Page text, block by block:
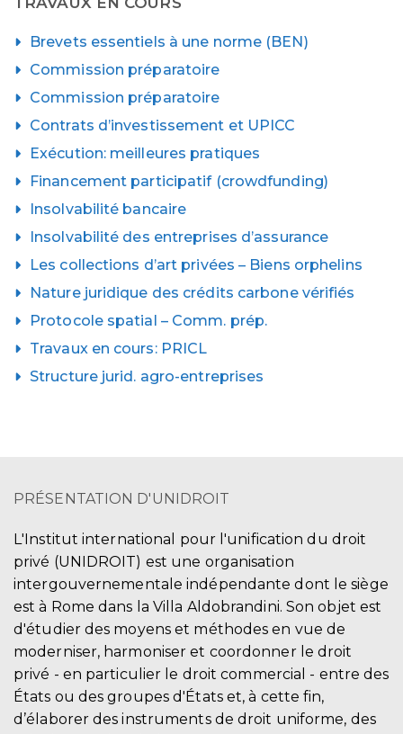
Brevets essentiels à une norme (BEN)
Commission préparatoire
Commission préparatoire
Contrats d’investissement et UPICC
Exécution: meilleures pratiques
Financement participatif (crowdfunding)
Insolvabilité bancaire
Insolvabilité des entreprises d’assurance
Les collections d’art privées – Biens orphelins
Nature juridique des crédits carbone vérifiés
Protocole spatial – Comm. prép.
Travaux en cours: PRICL
Structure jurid. agro-entreprises
PRÉSENTATION D'UNIDROIT
L'Institut international pour l'unification du droit
privé (UNIDROIT) est une organisation
intergouvernementale indépendante dont le siège
est à Rome dans la Villa Aldobrandini. Son objet est
d'étudier des moyens et méthodes en vue de
moderniser, harmoniser et coordonner le droit
privé - en particulier le droit commercial - entre des
États ou des groupes d'États et, à cette fin,
d’élaborer des instruments de droit uniforme, des